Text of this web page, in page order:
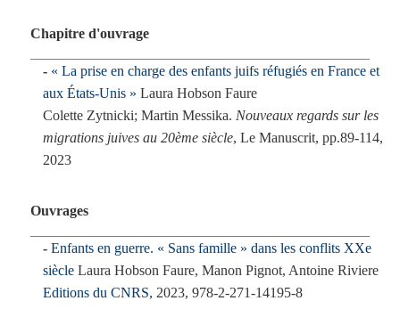
Chapitre d'ouvrage
« La prise en charge des enfants juifs réfugiés en France et
aux États-Unis » Laura Hobson Faure
Colette Zytnicki; Martin Messika. Nouveaux regards sur les
migrations juives au 20ème siècle, Le Manuscrit, pp.89-114,
2023
Ouvrages
Enfants en guerre. « Sans famille » dans les conflits XXe
siècle Laura Hobson Faure, Manon Pignot, Antoine Riviere
Editions du CNRS, 2023, 978-2-271-14195-8